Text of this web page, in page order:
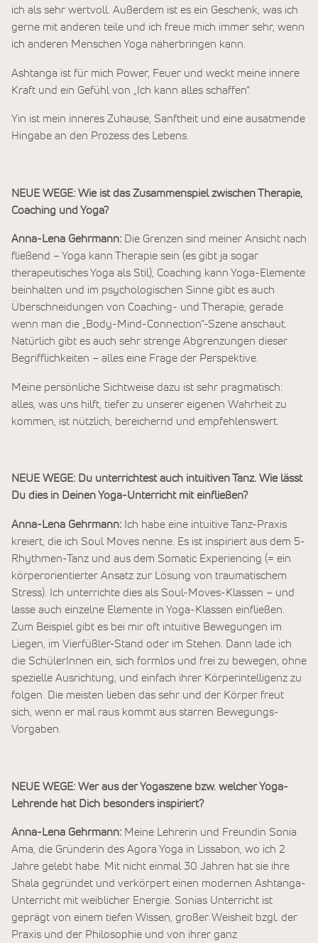
ich als sehr wertvoll. Außerdem ist es ein Geschenk, was ich
gerne mit anderen teile und ich freue mich immer sehr, wenn
ich anderen Menschen Yoga näherbringen kann.
Ashtanga ist für mich Power, Feuer und weckt meine innere
Kraft und ein Gefühl von „Ich kann alles schaffen“.
Yin ist mein inneres Zuhause, Sanftheit und eine ausatmende
Hingabe an den Prozess des Lebens.
NEUE WEGE: Wie ist das Zusammenspiel zwischen Therapie,
Coaching und Yoga?
Anna-Lena Gehrmann: Die Grenzen sind meiner Ansicht nach
fließend – Yoga kann Therapie sein (es gibt ja sogar
therapeutisches Yoga als Stil), Coaching kann Yoga-Elemente
beinhalten und im psychologischen Sinne gibt es auch
Überschneidungen von Coaching- und Therapie, gerade
wenn man die „Body-Mind-Connection“-Szene anschaut.
Natürlich gibt es auch sehr strenge Abgrenzungen dieser
Begrifflichkeiten – alles eine Frage der Perspektive.
Meine persönliche Sichtweise dazu ist sehr pragmatisch:
alles, was uns hilft, tiefer zu unserer eigenen Wahrheit zu
kommen, ist nützlich, bereichernd und empfehlenswert.
NEUE WEGE: Du unterrichtest auch intuitiven Tanz. Wie lässt
Du dies in Deinen Yoga-Unterricht mit einfließen?
Anna-Lena Gehrmann: Ich habe eine intuitive Tanz-Praxis
kreiert, die ich Soul Moves nenne. Es ist inspiriert aus dem 5-
Rhythmen-Tanz und aus dem Somatic Experiencing (= ein
körperorientierter Ansatz zur Lösung von traumatischem
Stress). Ich unterrichte dies als Soul-Moves-Klassen – und
lasse auch einzelne Elemente in Yoga-Klassen einfließen.
Zum Beispiel gibt es bei mir oft intuitive Bewegungen im
Liegen, im Vierfüßler-Stand oder im Stehen. Dann lade ich
die SchülerInnen ein, sich formlos und frei zu bewegen, ohne
spezielle Ausrichtung, und einfach ihrer Körperintelligenz zu
folgen. Die meisten lieben das sehr und der Körper freut
sich, wenn er mal raus kommt aus starren Bewegungs-
Vorgaben.
NEUE WEGE: Wer aus der Yogaszene bzw. welcher Yoga-
Lehrende hat Dich besonders inspiriert?
Anna-Lena Gehrmann: Meine Lehrerin und Freundin Sonia
Ama, die Gründerin des Agora Yoga in Lissabon, wo ich 2
Jahre gelebt habe. Mit nicht einmal 30 Jahren hat sie ihre
Shala gegründet und verkörpert einen modernen Ashtanga-
Unterricht mit weiblicher Energie. Sonias Unterricht ist
geprägt von einem tiefen Wissen, großer Weisheit bzgl. der
Praxis und der Philosophie und von ihrer ganz